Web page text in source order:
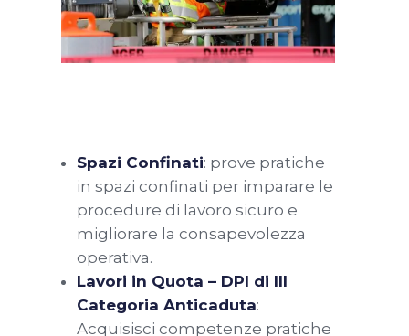
Spazi Confinati: prove pratiche
in spazi confinati per imparare le
procedure di lavoro sicuro e
migliorare la consapevolezza
operativa.
Lavori in Quota – DPI di III
Categoria Anticaduta:
Acquisisci competenze pratiche